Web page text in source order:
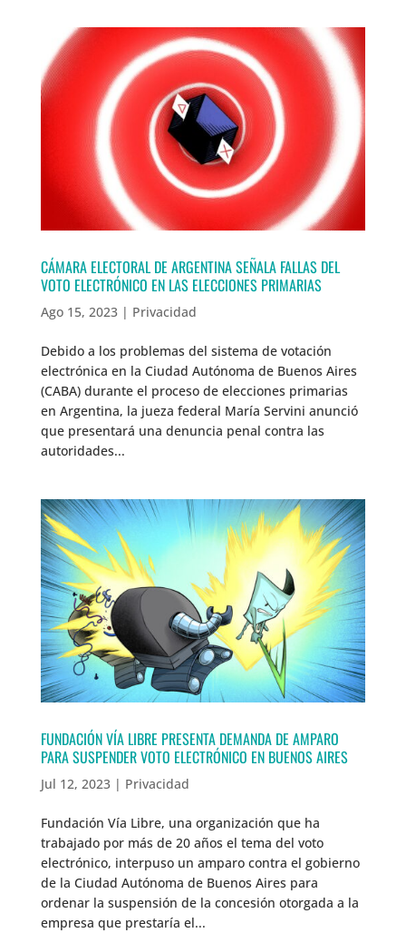
CÁMARA ELECTORAL DE ARGENTINA SEÑALA FALLAS DEL
VOTO ELECTRÓNICO EN LAS ELECCIONES PRIMARIAS
Ago 15, 2023| Privacidad
Debido a los problemas del sistema de votación
electrónica en la Ciudad Autónoma de Buenos Aires
(CABA) durante el proceso de elecciones primarias
en Argentina, la jueza federal María Servini anunció
que presentará una denuncia penal contra las
autoridades...
FUNDACIÓN VÍA LIBRE PRESENTA DEMANDA DE AMPARO
PARA SUSPENDER VOTO ELECTRÓNICO EN BUENOS AIRES
Jul 12, 2023| Privacidad
Fundación Vía Libre, una organización que ha
trabajado por más de 20 años el tema del voto
electrónico, interpuso un amparo contra el gobierno
de la Ciudad Autónoma de Buenos Aires para
ordenar la suspensión de la concesión otorgada a la
empresa que prestaría el...